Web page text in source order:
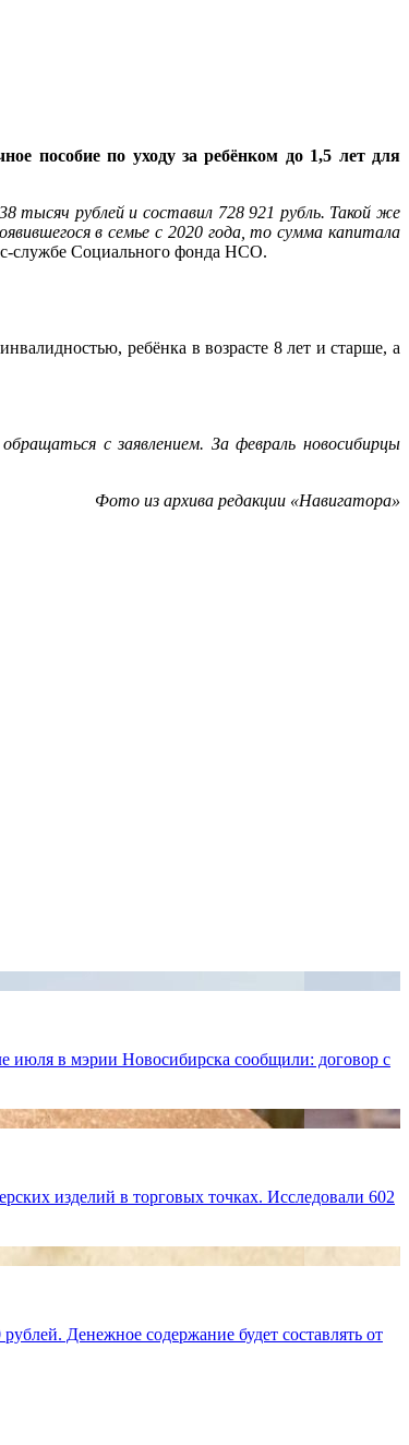
пособие по уходу за ребёнком до 1,5 лет для
тысяч рублей и составил 728 921 рубль. Такой же
в семье с 2020 года, то сумма капитала
службе Социального фонда НСО.
ребёнка в возрасте 8 лет и старше, а
с заявлением. За февраль новосибирцы
Фото из архива редакции «Навигатора»
июля в мэрии Новосибирска сообщили: договор с
изделий в торговых точках. Исследовали 602
Денежное содержание будет составлять от